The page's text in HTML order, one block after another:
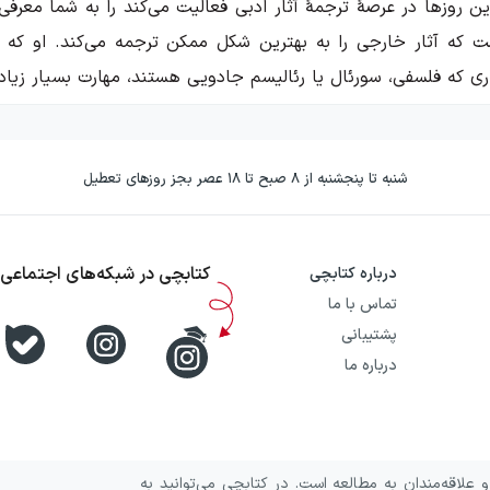
آثار خارجی را به بهترین شکل ممکن ترجمه می‌کند. او که
که فلسفی، سورئال یا رئالیسم جادویی هستند، مهارت بسیار
دیگر سرمان را در بازار کتاب‌های ترجمه‌شده بالا
است. فقط کافی است که نگاهی به نثر ترجمه شده توسط او
یازده سال است که پرستارم. می‌دانم، یک عمر است؛ اما
سال تمام. حالا می‌دانم که سابقه کار طولانی‌ام ضرورتا
سه ساله عذرشان را خواسته‌اند. و دست کم یک پرستار را
بود. این کتاب، فضایی
شنبه تا پنجشنبه از ۸ صبح تا ۱۸ عصر بجز روزهای تعطیل
درباره کتابچی
تماس با ما
پشتیبانی
درباره ما
کتابچی در شبکه‌های اجتماعی
به مطالعه است. در کتابچی می‌توانید به